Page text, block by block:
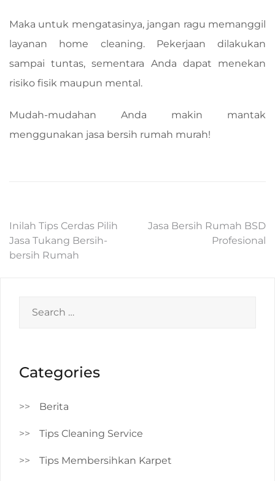
Maka untuk mengatasinya, jangan ragu memanggil
layanan home cleaning. Pekerjaan dilakukan
sampai tuntas, sementara Anda dapat menekan
risiko fisik maupun mental.
Mudah-mudahan Anda makin mantak
menggunakan jasa bersih rumah murah!
Post
navigation
Inilah Tips Cerdas Pilih
Jasa Tukang Bersih-
bersih Rumah
Jasa Bersih Rumah BSD
Profesional
for:
Categories
Berita
Tips Cleaning Service
Tips Membersihkan Karpet